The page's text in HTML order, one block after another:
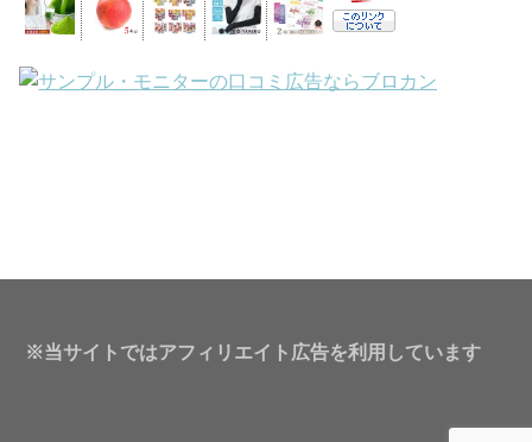
※当サイトではアフィリエイト広告を利用しています